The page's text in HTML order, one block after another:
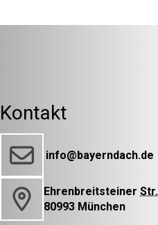
Kontakt
info@bayerndach.de
Ehrenbreitsteiner Str.
80993 München